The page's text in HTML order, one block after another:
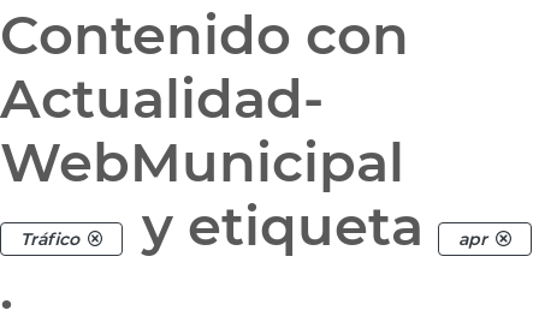
Contenido con
Actualidad-
WebMunicipal
Tráfico y etiqueta apr
.